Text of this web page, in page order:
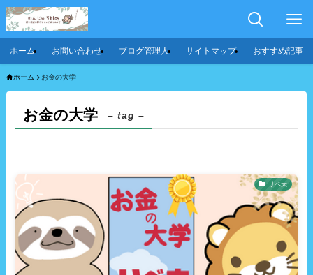
ホーム お問い合わせ ブログ管理人 サイトマップ おすすめ記事
ホーム お金の大学
お金の大学 – tag –
リベ大